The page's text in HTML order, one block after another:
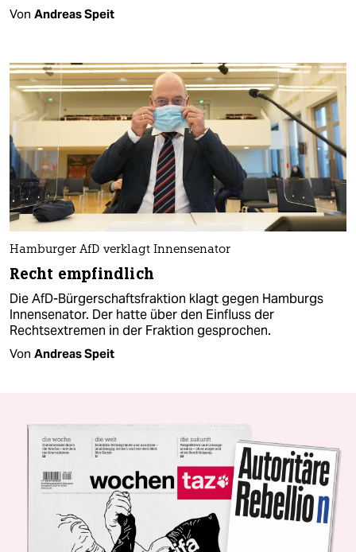
Von Andreas Speit
Hamburger AfD verklagt Innensenator
Recht empfindlich
Die AfD-Bürgerschaftsfraktion klagt gegen Hamburgs
Innensenator. Der hatte über den Einfluss der
Rechtsextremen in der Fraktion gesprochen.
Von Andreas Speit